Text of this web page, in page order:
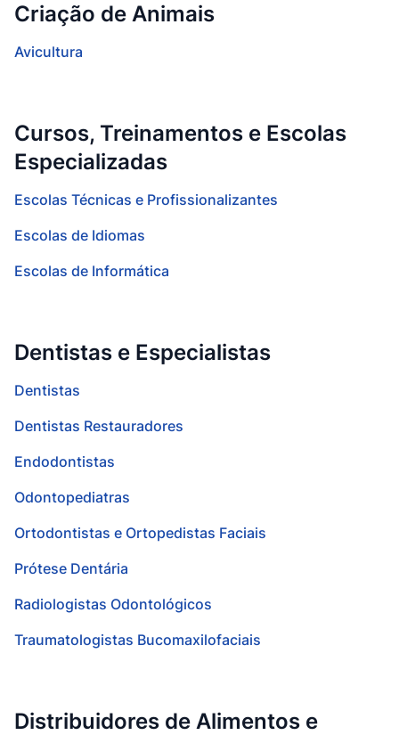
Criação de Animais
Avicultura
Cursos, Treinamentos e Escolas
Especializadas
Escolas Técnicas e Profissionalizantes
Escolas de Idiomas
Escolas de Informática
Dentistas e Especialistas
Dentistas
Dentistas Restauradores
Endodontistas
Odontopediatras
Ortodontistas e Ortopedistas Faciais
Prótese Dentária
Radiologistas Odontológicos
Traumatologistas Bucomaxilofaciais
Distribuidores de Alimentos e